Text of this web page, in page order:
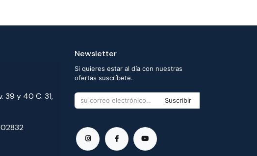
39 y 40 C. 31,
Newsletter
Si quieres estar al día con nuestras
ofertas suscríbete.
Suscribir